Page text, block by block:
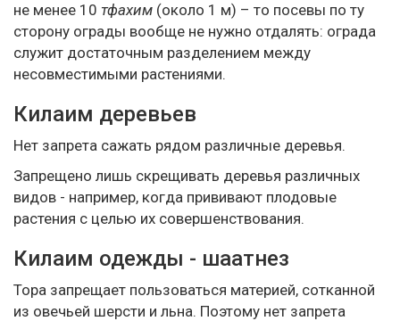
не менее 10 тфахим (около 1 м) – то посевы по ту
сторону ограды вообще не нужно отдалять: ограда
служит достаточным разделением между
несовместимыми растениями.
Килаим деревьев
Нет запрета сажать рядом различные деревья.
Запрещено лишь скрещивать деревья различных
видов - например, когда прививают плодовые
растения с целью их совершенствования.
Килаим одежды - шаатнез
Тора запрещает пользоваться материей, сотканной
из овечьей шерсти и льна. Поэтому нет запрета